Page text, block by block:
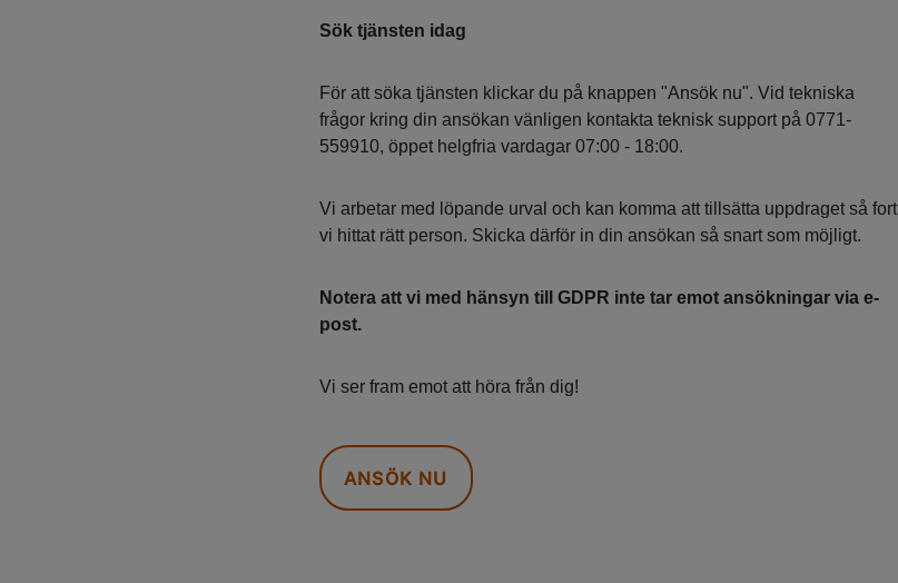
Sök tjänsten idag
För att söka tjänsten klickar du på knappen "Ansök nu". Vid tekniska
frågor kring din ansökan vänligen kontakta teknisk support på 0771-
559910, öppet helgfria vardagar 07:00 - 18:00.
Vi arbetar med löpande urval och kan komma att tillsätta uppdraget så fort
vi hittat rätt person. Skicka därför in din ansökan så snart som möjligt.
Notera att vi med hänsyn till GDPR inte tar emot ansökningar via e-
post.
Vi ser fram emot att höra från dig!
ANSÖK NU